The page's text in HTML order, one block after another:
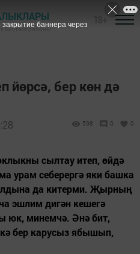
Бистәсе районы
йөрсә, бер көн дә
598 0 0
сылтау итеп, өйдә
урам себерергә яки башка
да китерми. Җырның
эшлим дигән кешегә
юк, минемчә. Әнә бит,
бер карусыз ябышып,
закрытие баннера через